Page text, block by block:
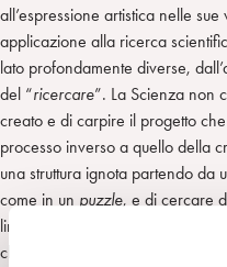
all’espressione artistica nelle
applicazione alla ricerca
lato profondamente diverse,
del “ricercare”. La Scienza non
creato e di carpire il progetto
processo inverso a quello della
una struttura ignota partendo da
come in un puzzle, e di cercare
linguaggio ignoto, necessita di
che ci faccia guardare le cose